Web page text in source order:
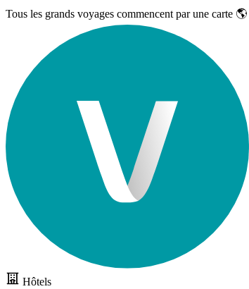
Tous les grands voyages commencent par une carte 🌎
Hôtels